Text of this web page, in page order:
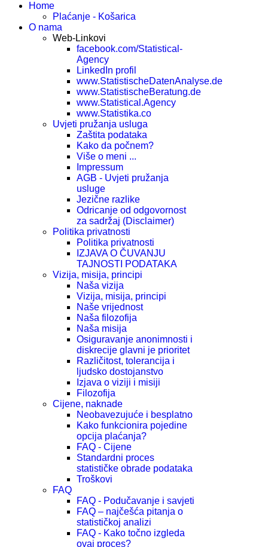
Home
Plaćanje - Košarica
O nama
Web-Linkovi
facebook.com/Statistical-
Agency
LinkedIn profil
www.StatistischeDatenAnalyse.de
www.StatistischeBeratung.de
www.Statistical.Agency
www.Statistika.co
Uvjeti pružanja usluga
Zaštita podataka
Kako da počnem?
Više o meni ...
Impressum
AGB - Uvjeti pružanja
usluge
Jezične razlike
Odricanje od odgovornost
za sadržaj (Disclaimer)
Politika privatnosti
Politika privatnosti
IZJAVA O ČUVANJU
TAJNOSTI PODATAKA
Vizija, misija, principi
Naša vizija
Vizija, misija, principi
Naše vrijednost
Naša filozofija
Naša misija
Osiguravanje anonimnosti i
diskrecije glavni je prioritet
Različitost, tolerancija i
ljudsko dostojanstvo
Izjava o viziji i misiji
Filozofija
Cijene, naknade
Neobavezujuće i besplatno
Kako funkcionira pojedine
opcija plaćanja?
FAQ - Cijene
Standardni proces
statističke obrade podataka
Troškovi
FAQ
FAQ - Podučavanje i savjeti
FAQ – najčešća pitanja o
statističkoj analizi
FAQ - Kako točno izgleda
ovaj proces?